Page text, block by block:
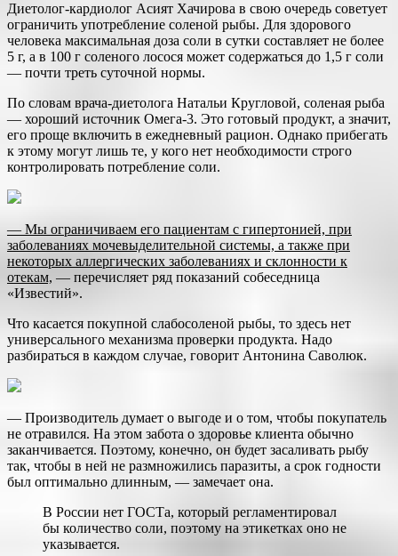
Диетолог-кардиолог Асият Хачирова в свою очередь советует
ограничить употребление соленой рыбы. Для здорового
человека максимальная доза соли в сутки составляет не более
5 г, а в 100 г соленого лосося может содержаться до 1,5 г соли
— почти треть суточной нормы.
По словам врача-диетолога Натальи Кругловой, соленая рыба
— хороший источник Омега-3. Это готовый продукт, а значит,
его проще включить в ежедневный рацион. Однако прибегать
к этому могут лишь те, у кого нет необходимости строго
контролировать потребление соли.
— Мы ограничиваем его пациентам с гипертонией, при
заболеваниях мочевыделительной системы, а также при
некоторых аллергических заболеваниях и склонности к
отекам, — перечисляет ряд показаний собеседница
«Известий».
Что касается покупной слабосоленой рыбы, то здесь нет
универсального механизма проверки продукта. Надо
разбираться в каждом случае, говорит Антонина Саволюк.
— Производитель думает о выгоде и о том, чтобы покупатель
не отравился. На этом забота о здоровье клиента обычно
заканчивается. Поэтому, конечно, он будет засаливать рыбу
так, чтобы в ней не размножились паразиты, а срок годности
был оптимально длинным, — замечает она.
В России нет ГОСТа, который регламентировал
бы количество соли, поэтому на этикетках оно не
указывается.